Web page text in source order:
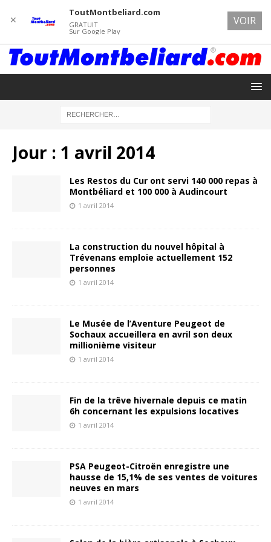
Jour : 1 avril 2014
Les Restos du Cur ont servi 140 000 repas à
Montbéliard et 100 000 à Audincourt
1 avril 2014
La construction du nouvel hôpital à
Trévenans emploie actuellement 152
personnes
1 avril 2014
Le Musée de l’Aventure Peugeot de
Sochaux accueillera en avril son deux
millionième visiteur
1 avril 2014
Fin de la trêve hivernale depuis ce matin
6h concernant les expulsions locatives
1 avril 2014
PSA Peugeot-Citroën enregistre une
hausse de 15,1% de ses ventes de voitures
neuves en mars
1 avril 2014
✕
ToutMontbeliard.com
GRATUIT
Sur Google Play
VOIR